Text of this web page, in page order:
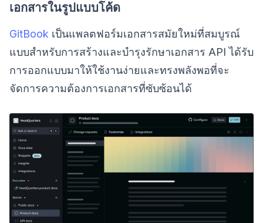
เอกสารในรูปแบบโค้ด
GitBook เป็นแพลตฟอร์มเอกสารสมัยใหม่ที่สมบูรณ์
แบบสำหรับการสร้างและบำรุงรักษาเอกสาร API ได้รับ
การออกแบบมาให้ใช้งานง่ายและทรงพลังพอที่จะ
จัดการความต้องการเอกสารที่ซับซ้อนได้